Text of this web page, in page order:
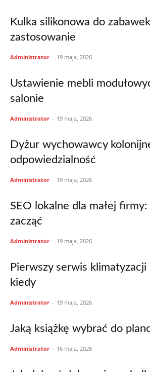
Kulka silikonowa do
zastosowanie
Administrator - 19 maja, 2026
Ustawienie mebli
salonie
Administrator - 19 maja, 2026
Dyżur wychowawcy
odpowiedzialność
Administrator - 19 maja, 2026
SEO lokalne dla małej
zacząć
Administrator - 19 maja, 2026
Pierwszy serwis
kiedy
Administrator - 19 maja, 2026
Jaką książkę wybrać do
Administrator - 16 maja, 2026